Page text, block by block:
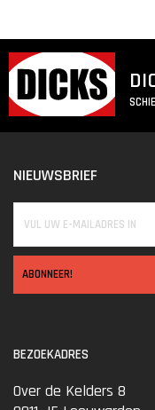
NIEUWSBRIEF
ABONNEER!
BEZOEKADRES
Over de Kelders 8